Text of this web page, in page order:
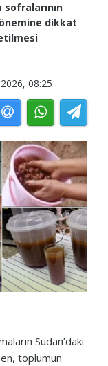
dikkat
08:25
Sudan’daki
toplumun